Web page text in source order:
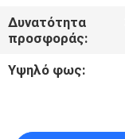
SITEMAP
PRIVACY
Δυνατότητα
προσφοράς:
Υψηλό φως: